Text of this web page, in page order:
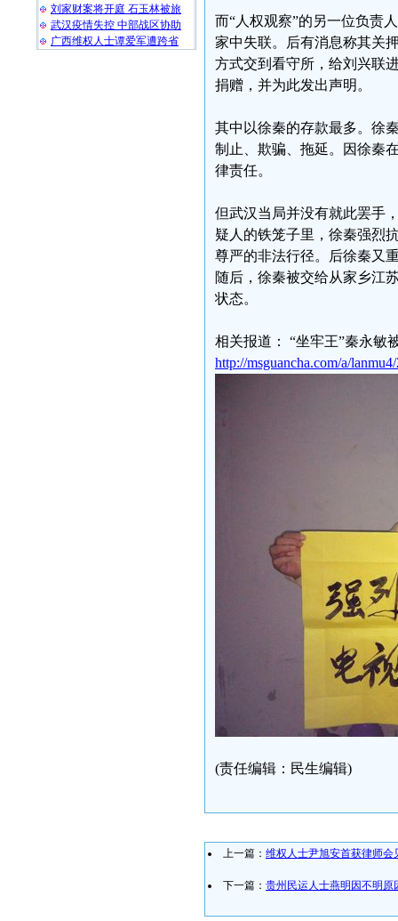
刘家财案将开庭 石玉林被旅
武汉疫情失控 中部战区协助
广西维权人士谭爱军遭跨省
而“人权观察”的另一位负责
家中失联。后有消息称其关
方式交到看守所，给刘兴联
捐赠，并为此发出声明。
其中以徐秦的存款最多。徐
制止、欺骗、拖延。因徐秦
律责任。
但武汉当局并没有就此罢手
疑人的铁笼子里，徐秦强烈
尊严的非法行径。后徐秦又
随后，徐秦被交给从家乡江
状态。
相关报道： “坐牢王”秦永敏
http://msguancha.com/a/
(责任编辑：民生编辑)
上一篇： 维权人士尹旭安首获律师会
下一篇： 贵州民运人士燕明因不明原